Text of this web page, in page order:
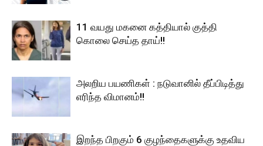
11 வயது மகனை கத்தியால் குத்தி
கொலை செய்த தாய்!!
அலறிய பயணிகள் : நடுவானில் தீப்பிடித்து
எரிந்த விமானம்!!
இறந்த பிறகும் 6 குழந்தைகளுக்கு உதவிய